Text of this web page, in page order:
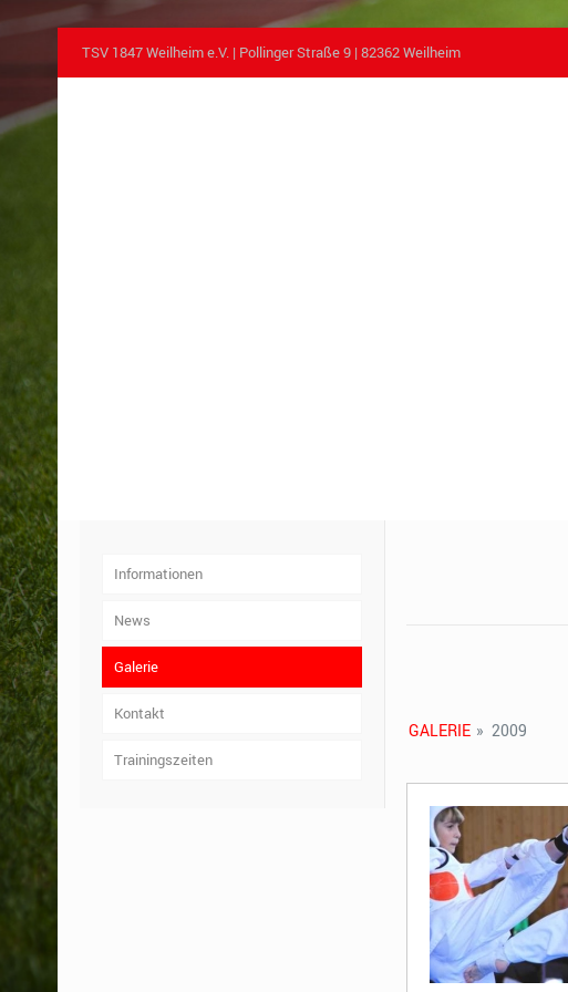
TSV 1847 Weilheim e.V. | Pollinger Straße 9 | 82362 Weilheim
GALERIE » 2009
Informationen
News
Galerie
Kontakt
Trainingszeiten